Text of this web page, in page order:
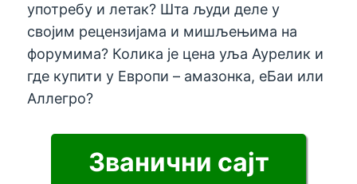
употребу и летак? Шта људи деле у
својим рецензијама и мишљењима на
форумима? Колика је цена уља Аурелик и
где купити у Европи – амазонка, еБаи или
Аллегро?
Званични сајт